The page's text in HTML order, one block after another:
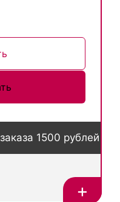
1500 рублей
+